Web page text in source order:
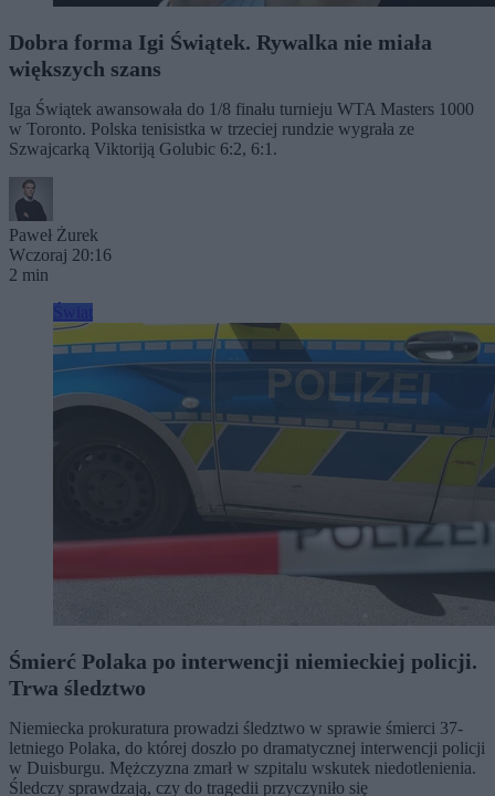
Dobra forma Igi Świątek. Rywalka nie miała
większych szans
Iga Świątek awansowała do 1/8 finału turnieju WTA Masters 1000
w Toronto. Polska tenisistka w trzeciej rundzie wygrała ze
Szwajcarką Viktoriją Golubic 6:2, 6:1.
Paweł Żurek
Wczoraj 20:16
2 min
Śmierć Polaka po interwencji niemieckiej policji.
Trwa śledztwo
Niemiecka prokuratura prowadzi śledztwo w sprawie śmierci 37-
letniego Polaka, do której doszło po dramatycznej interwencji policji
w Duisburgu. Mężczyzna zmarł w szpitalu wskutek niedotlenienia.
Śledczy sprawdzają, czy do tragedii przyczyniło się